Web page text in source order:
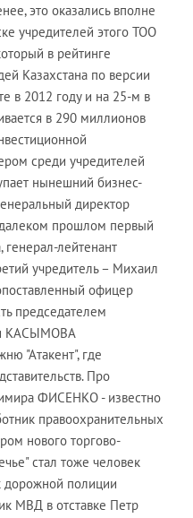
это оказались вполне
учредителей этого ТОО
в рейтинге
Казахстана по версии
в 2012 году и на 25-м в
в 290 миллионов
среди учредителей
нынешний бизнес-
директор
прошлом первый
лейтенант
учредитель – Михаил
офицер
председателем
КАСЫМОВА
"Атакент", где
Про
ФИСЕНКО - известно
правоохранительных
нового торгово-
стал тоже человек
дорожной полиции
МВД в отставке Петр